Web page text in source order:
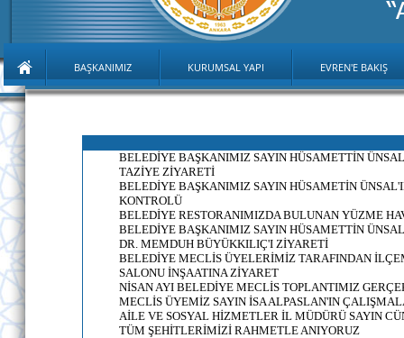
BAŞKANIMIZ KURUMSAL YAPI EVREN'E BAKIŞ
BELEDİYE BAŞKANIMIZ SAYIN HÜSAMETTİN
TAZİYE ZİYARETİ
BELEDİYE BAŞKANIMIZ SAYIN HÜSAMETİN
KONTROLÜ
BELEDİYE RESTORANIMIZDA BULUNAN YÜZME
BELEDİYE BAŞKANIMIZ SAYIN HÜSAMETTİN
DR. MEMDUH BÜYÜKKILIÇ'I ZİYARETİ
BELEDİYE MECLİS ÜYELERİMİZ TARAFINDAN
SALONU İNŞAATINA ZİYARET
NİSAN AYI BELEDİYE MECLİS TOPLANTIMIZ
MECLİS ÜYEMİZ SAYIN İSA ALPASLAN'IN
AİLE VE SOSYAL HİZMETLER İL MÜDÜRÜ SAYIN
TÜM ŞEHİTLERİMİZİ RAHMETLE ANIYORUZ